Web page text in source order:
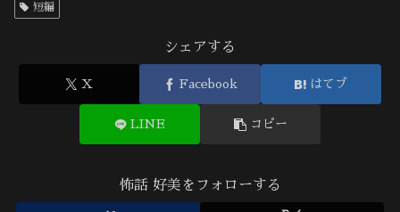
短編
シェアする
X Facebook はてブ
LINE コピー
怖話 好美をフォローする